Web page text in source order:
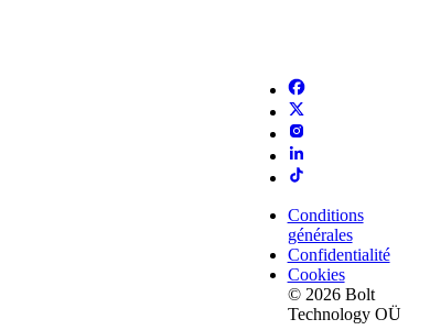
Conditions
générales
Confidentialité
Cookies
© 2026 Bolt
Technology OÜ